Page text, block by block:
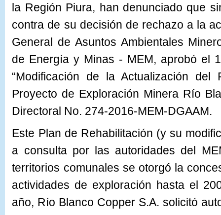
la Región Piura, han denunciado que
contra de su decisión de rechazo a la
General de Asuntos Ambientales
de Energía y Minas - MEM, aprobó el
“Modificación de la Actualización del
Proyecto de Exploración Minera Río
Directoral No. 274-2016-MEM-DGAAM.
Este Plan de Rehabilitación (y su
a consulta por las autoridades del
territorios comunales se otorgó la
actividades de exploración hasta el
año, Río Blanco Copper S.A. solicitó